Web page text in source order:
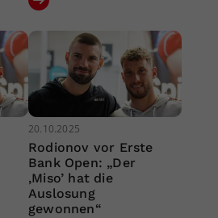
20.10.2025
Rodionov vor Erste
Bank Open: „Der
‚Miso’ hat die
Auslosung
gewonnen“